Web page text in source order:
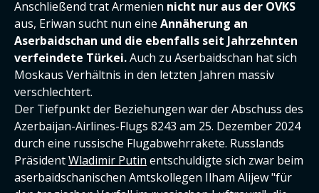
Anschließend trat Armenien nicht nur aus der OVKS
aus, Eriwan sucht nun eine Annäherung an
Aserbaidschan und die ebenfalls seit Jahrzehnten
verfeindete Türkei.Auch zu Aserbaidschan hat sich
Moskaus Verhältnis in den letzten Jahren massiv
verschlechtert.
Der Tiefpunkt der Beziehungen war der Abschuss des
Azerbaijan-Airlines-Flugs 8243 am 25. Dezember 2024
durch eine russische Flugabwehrrakete. Russlands
PräsidentWladimir Putin entschuldigte sich zwar beim
aserbaidschanischen Amtskollegen Ilham Alijew "für